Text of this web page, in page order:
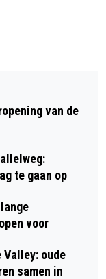
van de
te gaan op
voor
Valley: oude
samen in